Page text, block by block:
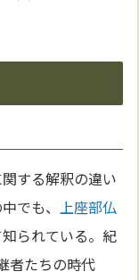
する解釈の違い
でも、
上座部仏
られている。紀
者たちの時代